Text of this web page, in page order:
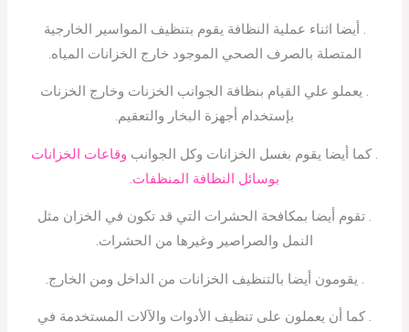
. أيضا اثناء عملية النظافة يقوم بتنظيف المواسير الخارجية
المتصلة بالصرف الصحي الموجود خارج الخزانات المياه.
. يعملو علي القيام بنظافة الجوانب الخزنات وخارج الخزنات
بإستخدام أجهزة البخار والتعقيم.
. كما أيضا يقوم بغسل الخزانات وكل الجوانب وقاعات الخزانات
بوسائل النظافة المنظفات.
. تقوم أيضا بمكافحة الحشرات التي قد تكون في الخزان مثل
النمل والصراصير وغيرها من الحشرات.
. يقومون أيضا بالتنظيف الخزانات من الداخل ومن الخارج.
. كما أن يعملون على تنظيف الأدوات والآلات المستخدمة في